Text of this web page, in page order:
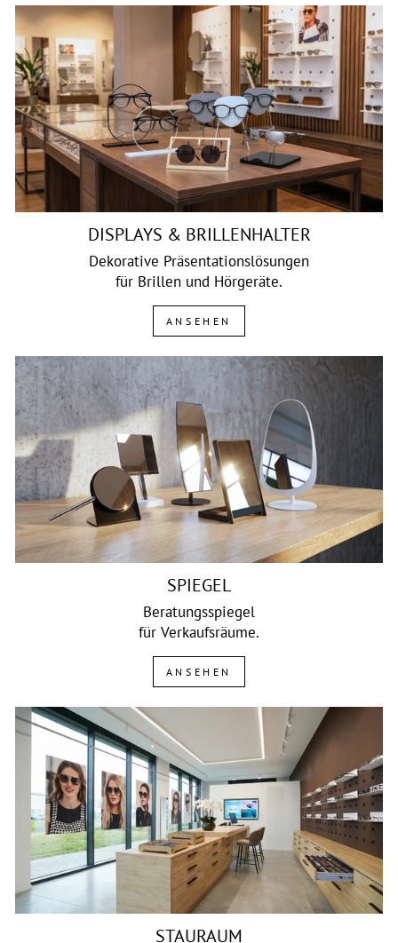
DISPLAYS & BRILLENHALTER
Dekorative Präsentationslösungen
für Brillen und Hörgeräte.
ANSEHEN
SPIEGEL
Beratungsspiegel
für Verkaufsräume.
ANSEHEN
STAURAUM